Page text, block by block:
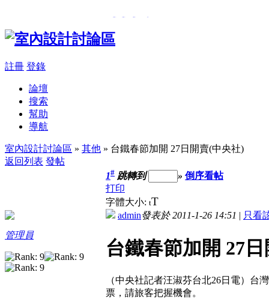
註冊 登錄
論壇
搜索
幫助
導航
室內設計討論區 » 其他 » 台鐵春節加開 27日開賣(中央社)
返回列表 發帖
管理員
1# 跳轉到 » 倒序看帖
打印
字體大小: tT
admin發表於 2011-1-26 14:51 | 只看
台鐵春節加開 27
（中央社記者汪淑芬台北26日電）台
票，請旅客把握機會。